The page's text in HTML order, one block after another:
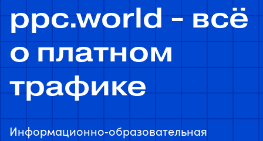
ppc.world - всё
о платном
трафике
Информационно‑образовательная